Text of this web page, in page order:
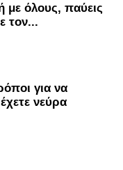
με όλους, παύεις
τον...
για να
νεύρα